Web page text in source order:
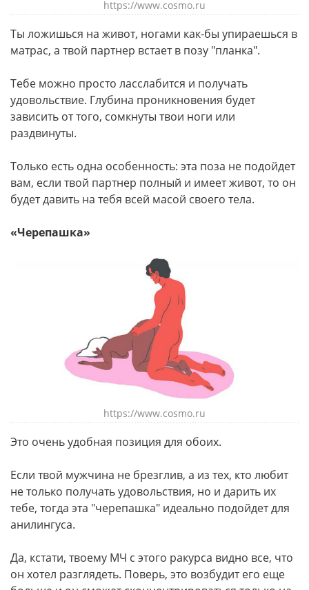
https://www.cosmo.ru
Ты ложишься на живот, ногами как-бы упираешься в
матрас, а твой партнер встает в позу "планка".
Тебе можно просто ласслабится и получать
удовольствие. Глубина проникновения будет
зависить от того, сомкнуты твои ноги или
раздвинуты.
Только есть одна особенность: эта поза не подойдет
вам, если твой партнер полный и имеет живот, то он
будет давить на тебя всей масой своего тела.
«Черепашка»
https://www.cosmo.ru
Это очень удобная позиция для обоих.
Если твой мужчина не брезглив, а из тех, кто любит
не только получать удовольствия, но и дарить их
тебе, тогда эта "черепашка" идеально подойдет для
анилингуса.
Да, кстати, твоему МЧ с этого ракурса видно все, что
он хотел разглядеть. Поверь, это возбудит его еще